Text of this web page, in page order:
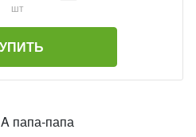
шт
папа-папа